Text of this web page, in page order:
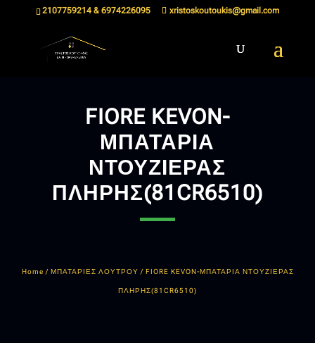
2107759214 & 6974226095 xristoskoutoukis@gmail.com
FIORE KEVON-
ΜΠΑΤΑΡΙΑ
ΝΤΟΥΖΙΕΡΑΣ
ΠΛΗΡΗΣ(81CR6510)
Home / ΜΠΑΤΑΡΙΕΣ ΛΟΥΤΡΟΥ / FIORE KEVON-ΜΠΑΤΑΡΙΑ ΝΤΟΥΖΙΕΡΑΣ
ΠΛΗΡΗΣ(81CR6510)